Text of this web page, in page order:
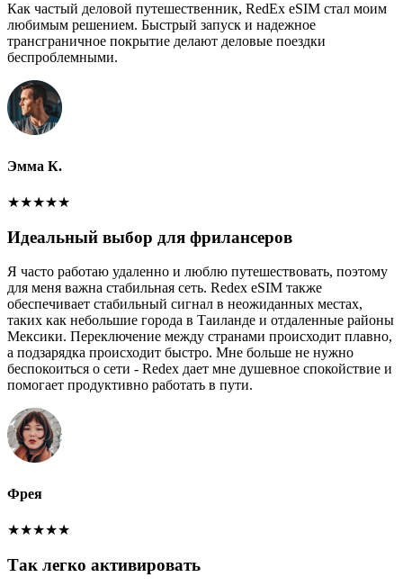
Как частый деловой путешественник, RedEx eSIM стал моим
любимым решением. Быстрый запуск и надежное
трансграничное покрытие делают деловые поездки
беспроблемными.
Эмма К.
★★★★★
Идеальный выбор для фрилансеров
Я часто работаю удаленно и люблю путешествовать, поэтому
для меня важна стабильная сеть. Redex eSIM также
обеспечивает стабильный сигнал в неожиданных местах,
таких как небольшие города в Таиланде и отдаленные районы
Мексики. Переключение между странами происходит плавно,
а подзарядка происходит быстро. Мне больше не нужно
беспокоиться о сети - Redex дает мне душевное спокойствие и
помогает продуктивно работать в пути.
Фрея
★★★★★
Так легко активировать